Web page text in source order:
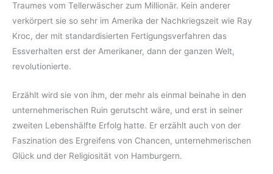
Traumes vom Tellerwäscher zum Millionär. Kein anderer
verkörpert sie so sehr im Amerika der Nachkriegszeit wie Ray
Kroc, der mit standardisierten Fertigungsverfahren das
Essverhalten erst der Amerikaner, dann der ganzen Welt,
revolutionierte.
Erzählt wird sie von ihm, der mehr als einmal beinahe in den
unternehmerischen Ruin gerutscht wäre, und erst in seiner
zweiten Lebenshälfte Erfolg hatte. Er erzählt auch von der
Faszination des Ergreifens von Chancen, unternehmerischen
Glück und der Religiosität von Hamburgern.